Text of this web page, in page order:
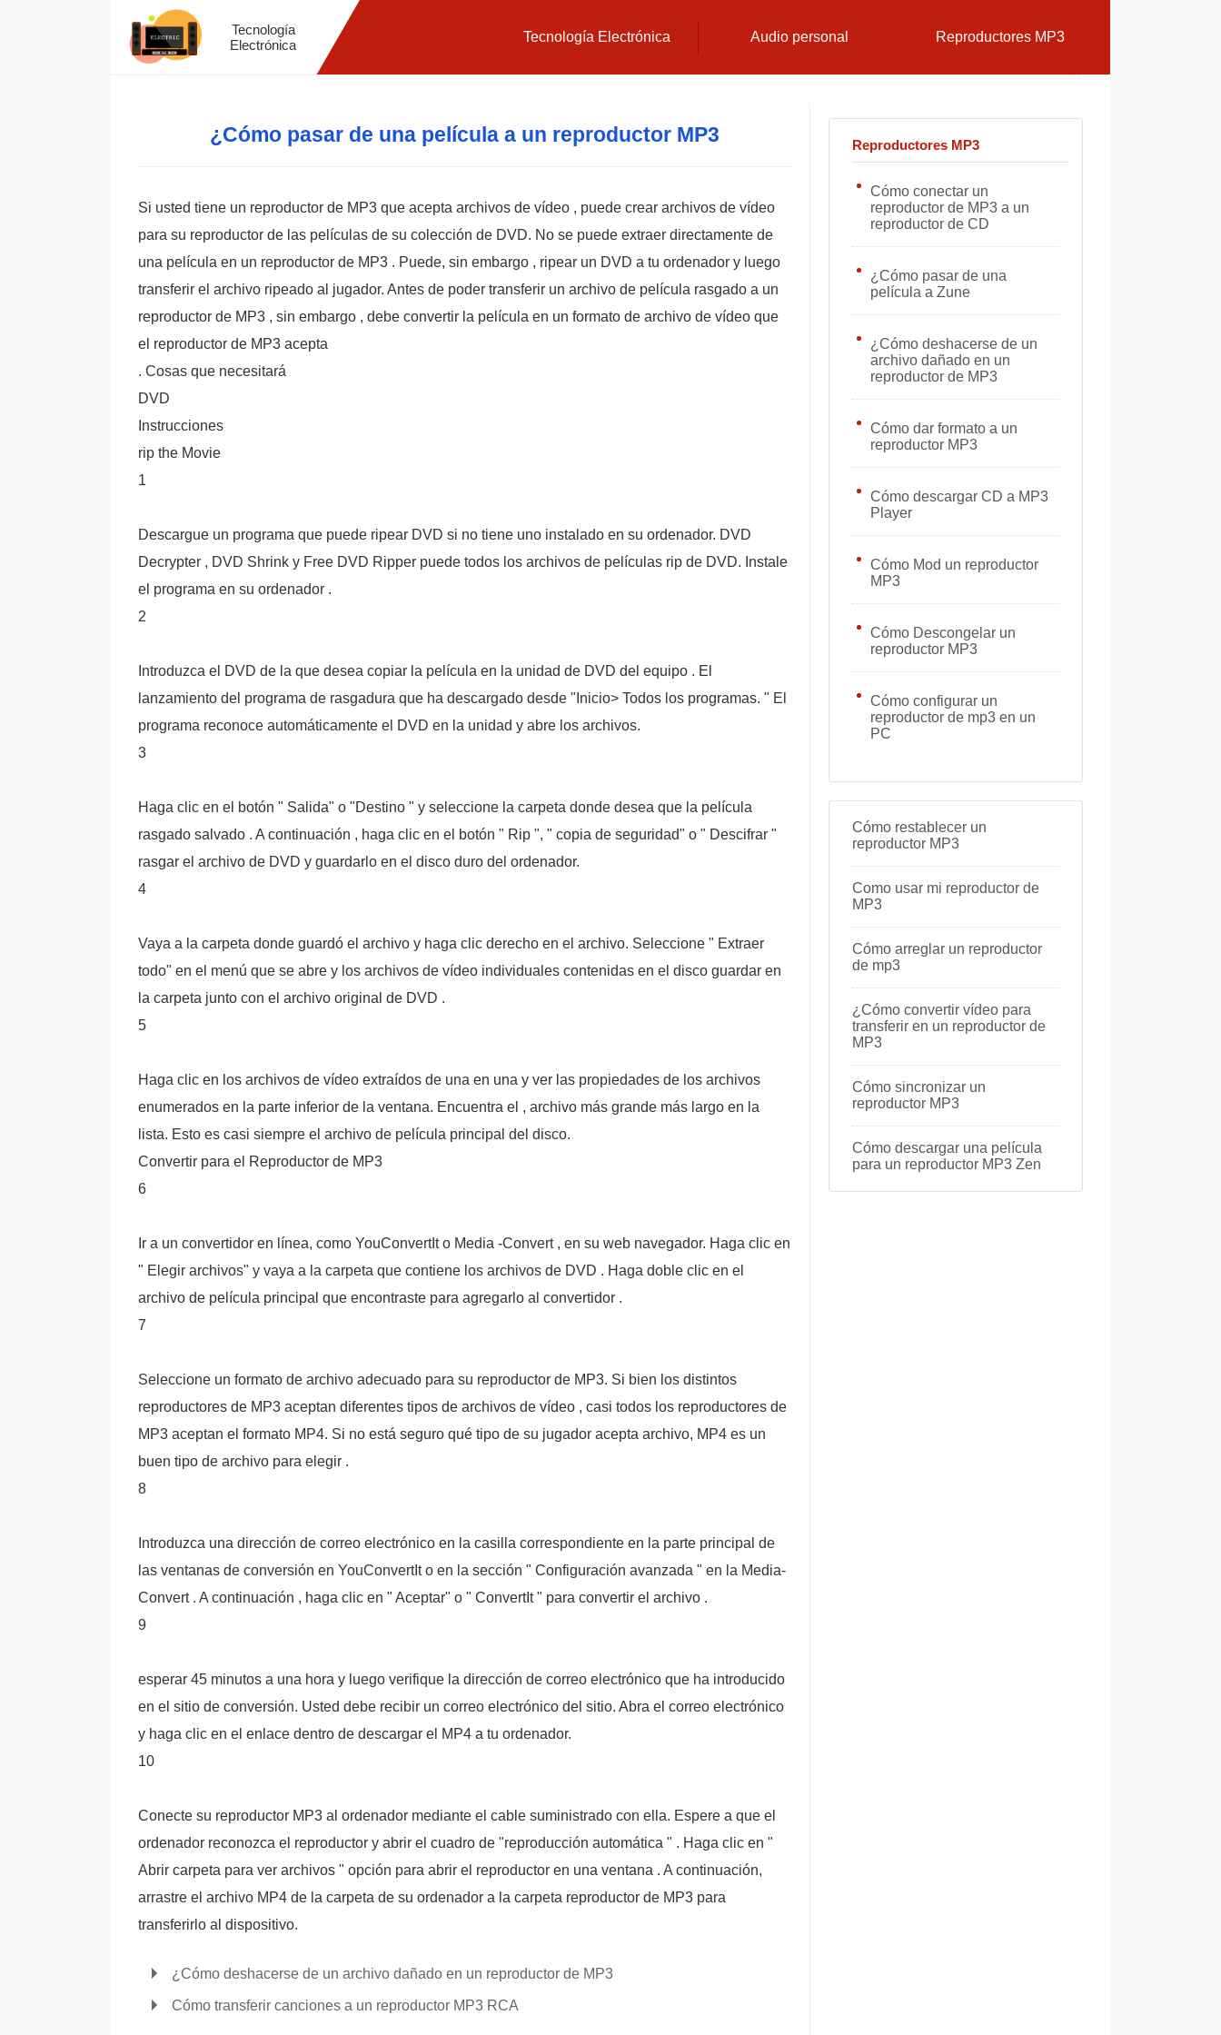
Tecnología
Electrónica
Tecnología Electrónica Audio personal Reproductores MP3
¿Cómo pasar de una película a un reproductor MP3
Si usted tiene un reproductor de MP3 que acepta archivos de vídeo , puede crear archivos de vídeo
para su reproductor de las películas de su colección de DVD. No se puede extraer directamente de
una película en un reproductor de MP3 . Puede, sin embargo , ripear un DVD a tu ordenador y luego
transferir el archivo ripeado al jugador. Antes de poder transferir un archivo de película rasgado a un
reproductor de MP3 , sin embargo , debe convertir la película en un formato de archivo de vídeo que
el reproductor de MP3 acepta
. Cosas que necesitará
DVD
Instrucciones
rip the Movie
1
Descargue un programa que puede ripear DVD si no tiene uno instalado en su ordenador. DVD
Decrypter , DVD Shrink y Free DVD Ripper puede todos los archivos de películas rip de DVD. Instale
el programa en su ordenador .
2
Introduzca el DVD de la que desea copiar la película en la unidad de DVD del equipo . El
lanzamiento del programa de rasgadura que ha descargado desde "Inicio> Todos los programas. " El
programa reconoce automáticamente el DVD en la unidad y abre los archivos.
3
Haga clic en el botón " Salida" o "Destino " y seleccione la carpeta donde desea que la película
rasgado salvado . A continuación , haga clic en el botón " Rip ", " copia de seguridad" o " Descifrar "
rasgar el archivo de DVD y guardarlo en el disco duro del ordenador.
4
Vaya a la carpeta donde guardó el archivo y haga clic derecho en el archivo. Seleccione " Extraer
todo" en el menú que se abre y los archivos de vídeo individuales contenidas en el disco guardar en
la carpeta junto con el archivo original de DVD .
5
Haga clic en los archivos de vídeo extraídos de una en una y ver las propiedades de los archivos
enumerados en la parte inferior de la ventana. Encuentra el , archivo más grande más largo en la
lista. Esto es casi siempre el archivo de película principal del disco.
Convertir para el Reproductor de MP3
6
Ir a un convertidor en línea, como YouConvertIt o Media -Convert , en su web navegador. Haga clic en
" Elegir archivos" y vaya a la carpeta que contiene los archivos de DVD . Haga doble clic en el
archivo de película principal que encontraste para agregarlo al convertidor .
7
Seleccione un formato de archivo adecuado para su reproductor de MP3. Si bien los distintos
reproductores de MP3 aceptan diferentes tipos de archivos de vídeo , casi todos los reproductores de
MP3 aceptan el formato MP4. Si no está seguro qué tipo de su jugador acepta archivo, MP4 es un
buen tipo de archivo para elegir .
8
Introduzca una dirección de correo electrónico en la casilla correspondiente en la parte principal de
las ventanas de conversión en YouConvertIt o en la sección " Configuración avanzada " en la Media-
Convert . A continuación , haga clic en " Aceptar" o " ConvertIt " para convertir el archivo .
9
esperar 45 minutos a una hora y luego verifique la dirección de correo electrónico que ha introducido
en el sitio de conversión. Usted debe recibir un correo electrónico del sitio. Abra el correo electrónico
y haga clic en el enlace dentro de descargar el MP4 a tu ordenador.
10
Conecte su reproductor MP3 al ordenador mediante el cable suministrado con ella. Espere a que el
ordenador reconozca el reproductor y abrir el cuadro de "reproducción automática " . Haga clic en "
Abrir carpeta para ver archivos " opción para abrir el reproductor en una ventana . A continuación,
arrastre el archivo MP4 de la carpeta de su ordenador a la carpeta reproductor de MP3 para
transferirlo al dispositivo.
¿Cómo deshacerse de un archivo dañado en un reproductor de MP3
Cómo transferir canciones a un reproductor MP3 RCA
Reproductores MP3
Cómo conectar un
reproductor de MP3 a un
reproductor de CD
¿Cómo pasar de una
película a Zune
¿Cómo deshacerse de un
archivo dañado en un
reproductor de MP3
Cómo dar formato a un
reproductor MP3
Cómo descargar CD a MP3
Player
Cómo Mod un reproductor
MP3
Cómo Descongelar un
reproductor MP3
Cómo configurar un
reproductor de mp3 en un
PC
Cómo restablecer un
reproductor MP3
Como usar mi reproductor de
MP3
Cómo arreglar un reproductor
de mp3
¿Cómo convertir vídeo para
transferir en un reproductor de
MP3
Cómo sincronizar un
reproductor MP3
Cómo descargar una película
para un reproductor MP3 Zen